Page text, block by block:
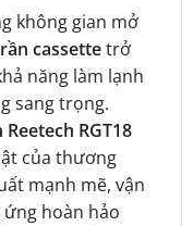
không gian mở
cassettetrở
năng làm lạnh
sang trọng.
RGT18
của thương
mạnh mẽ, vận
ứng hoàn hảo